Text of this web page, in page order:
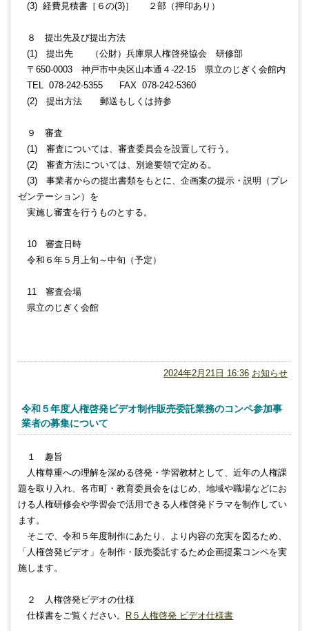
(3) 経費見積書［６の(3)］ ２部（押印あり）
８ 提出先及び提出方法
(1) 提出先 （公財）兵庫県人権啓発協会 研修部
〒650-0003 神戸市中央区山本通４-22-15 県立のじぎく会館内
TEL 078-242-5355 FAX 078-242-5360
(2) 提出方法 郵送もしくは持参
９ 審査
(1) 審査については、審査委員会を設置して行う。
(2) 審査方法については、別途要領で定める。
(3) 事業者からの提出書類をもとに、企画案の提示・説明（プレ
ゼンテーション）を
実施し審査を行うものとする。
10 審査日時
令和６年５月上旬～中旬（予定）
11 審査会場
県立のじぎく会館
2024年2月21日 16:36 お知らせ
令和５年度人権啓発ビデオ制作販売委託業務のコンペ参加事
業者の募集について
１ 趣旨
人権尊重への理解を深める啓発・学習教材として、近年の人権課
題を取り入れ、各市町・教育委員会をはじめ、地域や職場などにお
ける人権研修会や学習会で活用できる人権啓発ドラマを制作してい
ます。
そこで、令和５年度制作にあたり、より内容の充実を図るため、
「人権啓発ビデオ」を制作・販売委託するため企画提案コンペを実
施します。
２ 人権啓発ビデオの仕様
仕様書をご覧ください。
R５人権啓発 ビデオ仕様書